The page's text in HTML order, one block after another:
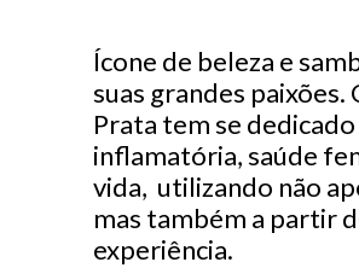
Ícone de beleza e
suas grandes paixões.
Prata tem se
inflamatória, saúde
vida, utilizando não
mas também a partir
experiência.